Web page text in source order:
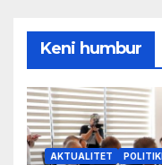
Keni humbur
AKTUALITET